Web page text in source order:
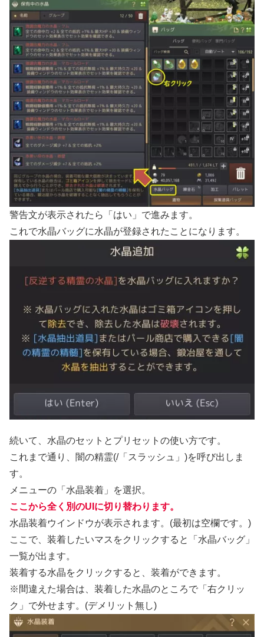
警告文が表示されたら「はい」で進みます。
これで水晶バッグに水晶が登録されたことになります。
続いて、水晶のセットとプリセットの使い方です。
これまで通り、闇の精霊(/「スラッシュ」)を呼び出しま
す。
メニューの「水晶装着」を選択。
ここから全く別のUIに切り替わります。
水晶装着ウインドウが表示されます。(最初は空欄です。)
ここで、装着したいマスをクリックすると「水晶バッグ」
一覧が出ます。
装着する水晶をクリックすると、装着ができます。
※間違えた場合は、装着した水晶のところで「右クリッ
ク」で外せます。(デメリット無し)